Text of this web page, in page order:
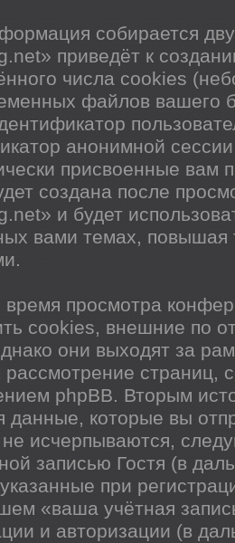
собирается
приведёт к
числа cookies
файлов вашего
анонимной
присвоенные вам
создана после
и будет
вами темах, повышая
время просмотра
cookies, внешние по
они выходят за
рассмотрение
phpBB. Вторым
данные, которые вы
не исчерпываются,
записью Гостя (в
при
«ваша учётная
и авторизации (в